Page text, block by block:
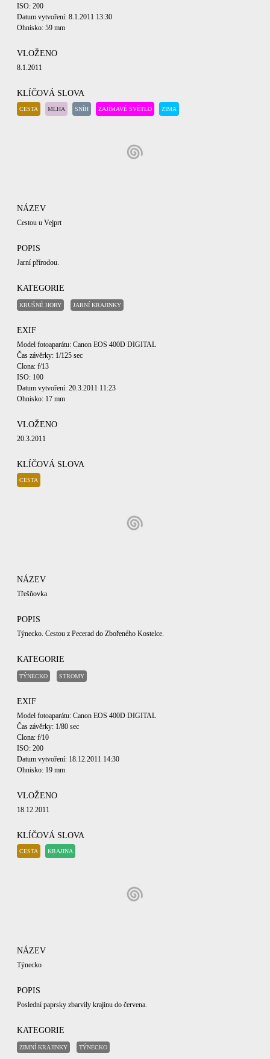
ISO: 200
Datum vytvoření: 8.1.2011 13:30
Ohnisko: 59 mm
VLOŽENO
8.1.2011
KLÍČOVÁ SLOVA
CESTA MLHA SNÍH ZAJÍMAVÉ SVĚTLO ZIMA
NÁZEV
Cestou u Vejprt
POPIS
Jarní přírodou.
KATEGORIE
KRUŠNÉ HORY JARNÍ KRAJINKY
EXIF
Model fotoaparátu: Canon EOS 400D DIGITAL
Čas závěrky: 1/125 sec
Clona: f/13
ISO: 100
Datum vytvoření: 20.3.2011 11:23
Ohnisko: 17 mm
VLOŽENO
20.3.2011
KLÍČOVÁ SLOVA
CESTA
NÁZEV
Třešňovka
POPIS
Týnecko. Cestou z Pecerad do Zbořeného Kostelce.
KATEGORIE
TÝNECKO STROMY
EXIF
Model fotoaparátu: Canon EOS 400D DIGITAL
Čas závěrky: 1/80 sec
Clona: f/10
ISO: 200
Datum vytvoření: 18.12.2011 14:30
Ohnisko: 19 mm
VLOŽENO
18.12.2011
KLÍČOVÁ SLOVA
CESTA KRAJINA
NÁZEV
Týnecko
POPIS
Poslední paprsky zbarvily krajinu do červena.
KATEGORIE
ZIMNÍ KRAJINKY TÝNECKO